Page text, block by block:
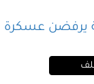
يرفضن عسكرة